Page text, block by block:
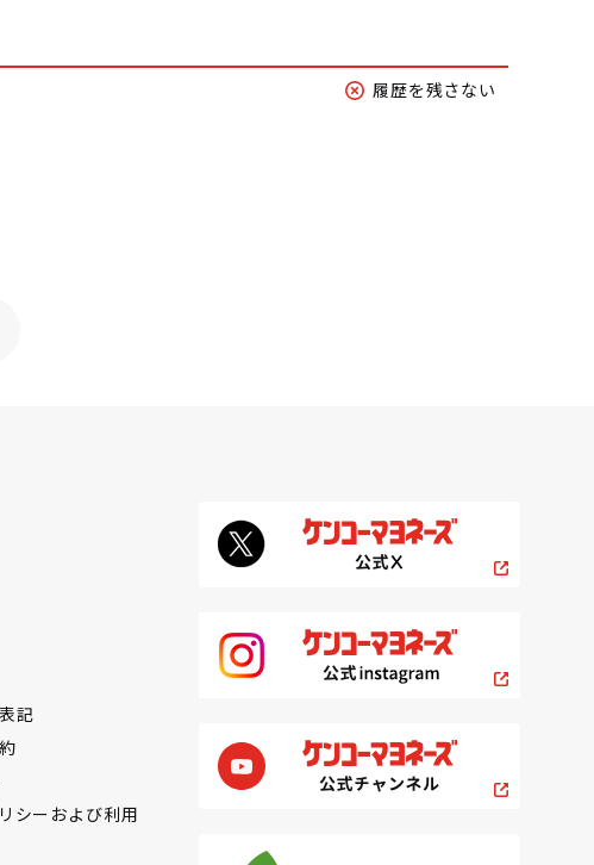
履歴を残さない
記
シーおよび利用